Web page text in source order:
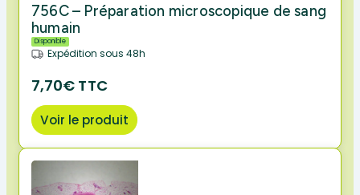
756C – Préparation microscopique de sang
humain
Disponible
Expédition sous 48h
7,70€ TTC
Voir le produit